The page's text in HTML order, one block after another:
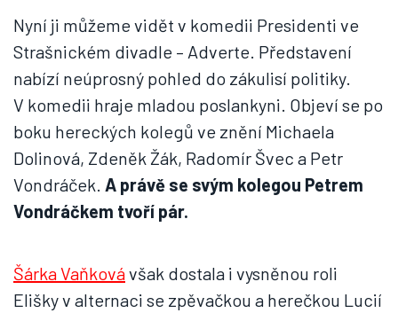
Nyní ji můžeme vidět v komedii Presidenti ve
Strašnickém divadle – Adverte. Představení
nabízí neúprosný pohled do zákulisí politiky.
V komedii hraje mladou poslankyni. Objeví se po
boku hereckých kolegů ve znění Michaela
Dolinová, Zdeněk Žák, Radomír Švec a Petr
Vondráček. A právě se svým kolegou Petrem
Vondráčkem tvoří pár.
Šárka Vaňkovávšak dostala i vysněnou roli
Elišky v alternaci se zpěvačkou a herečkou Lucií